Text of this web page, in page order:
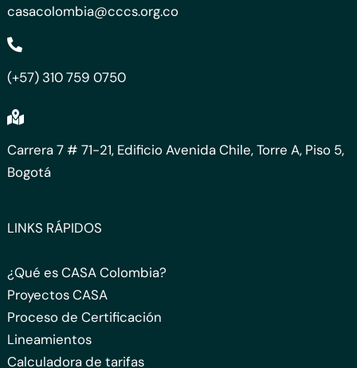
casacolombia@cccs.org.co
(+57) 310 759 0750
Carrera 7 # 71-21, Edificio Avenida Chile, Torre A, Piso 5,
Bogotá
LINKS RÁPIDOS
¿Qué es CASA Colombia?
Proyectos CASA
Proceso de Certificación
Lineamientos
Calculadora de tarifas